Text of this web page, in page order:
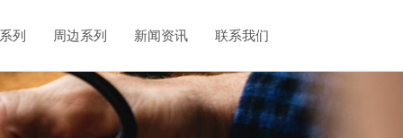
列 周边系列 新闻资讯 联系我们